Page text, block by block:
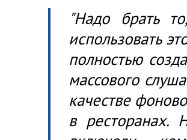
"Надо брать
использовать
полностью
массового
качестве
в ресторанах.